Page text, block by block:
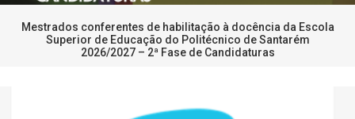
Mestrados conferentes de habilitação à docência da Escola
Superior de Educação do Politécnico de Santarém
2026/2027 – 2ª Fase de Candidaturas